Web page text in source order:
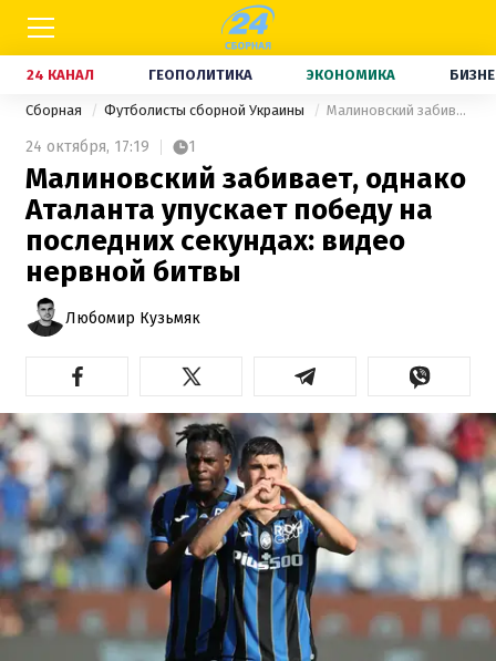
24 КАНАЛ ГЕОПОЛИТИКА ЭКОНОМИКА
Сборная Футболисты сборной Украины Малиновский забивает, однако Аталанта упускает победу на последних секундах: видео нервной битвы
24 октября, 17:19 1
Малиновский забивает, однако
Аталанта упускает победу на
последних секундах: видео
нервной битвы
Любомир Кузьмяк